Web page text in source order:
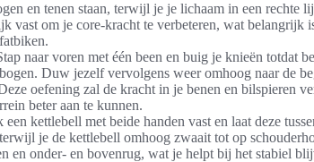
en tenen staan, terwijl je je lichaam in een rechte
vast om je core-kracht te verbeteren, wat belangrijk
naar voren met één been en buig je knieën totdat
Duw jezelf vervolgens weer omhoog naar de
oefening zal de kracht in je benen en bilspieren
beter aan te kunnen.
kettlebell met beide handen vast en laat deze
je de kettlebell omhoog zwaait tot op
en onder- en bovenrug, wat je helpt bij het stabiel